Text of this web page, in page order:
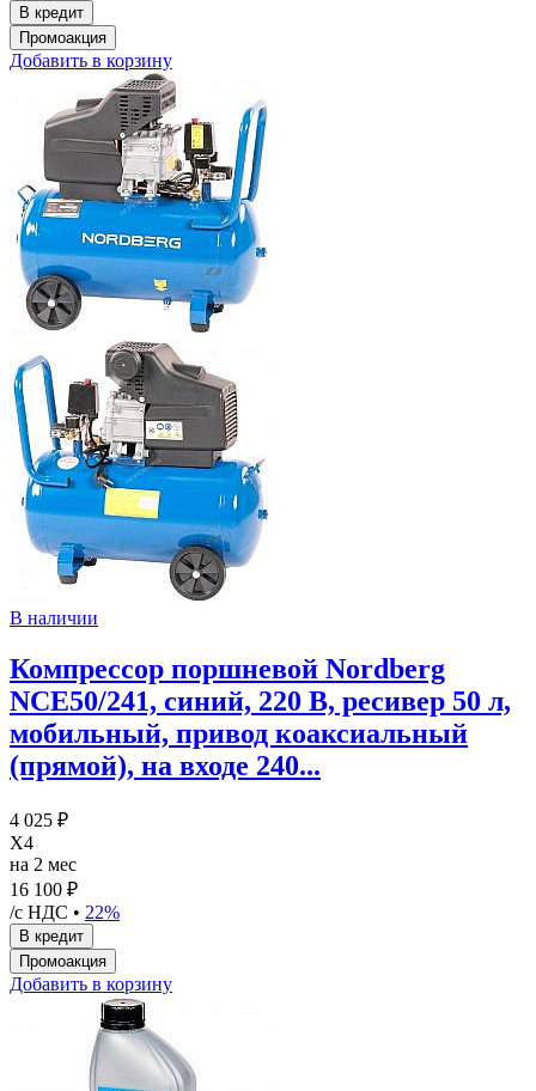
Добавить в корзину
В наличии
Компрессор поршневой Nordberg
NCE50/241, синий, 220 В, ресивер 50 л,
мобильный, привод коаксиальный
(прямой), на входе 240...
4 025 ₽
X4
на 2 мес
16 100 ₽
/с НДС • 22%
Добавить в корзину